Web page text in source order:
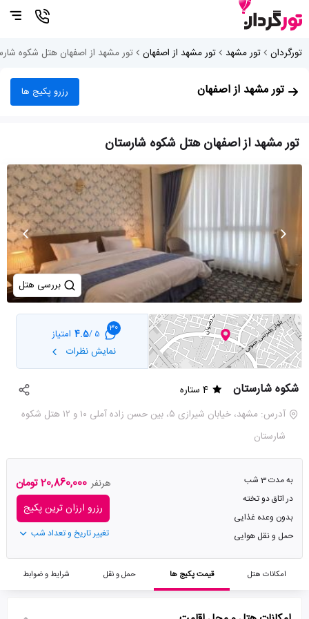
تورگردان تور مشهد تور مشهد از اصفهان تور مشهد از اصفهان هتل شکوه
تور مشهد از اصفهان رزرو پکیج ها
تور مشهد از اصفهان هتل شکوه شارستان
بررسی هتل
30
5 /
4.5 امتیاز
نمایش نظرات
شکوه شارستان
4 ستاره
آدرس: مشهد، خیابان شیرازی ۵، بین حسن زاده آملی ۱۰ و ۱۲ هتل شکوه
شارستان
به مدت 3 شب
در اتاق دو تخته
بدون وعده غذایی
حمل و نقل هوایی
هرنفر 20,860,000 تومان
رزرو ارزان ترین پکیج
تغییر تاریخ و تعداد شب
امکانات هتل قیمت پکیج ها حمل و نقل شرایط و ضوابط